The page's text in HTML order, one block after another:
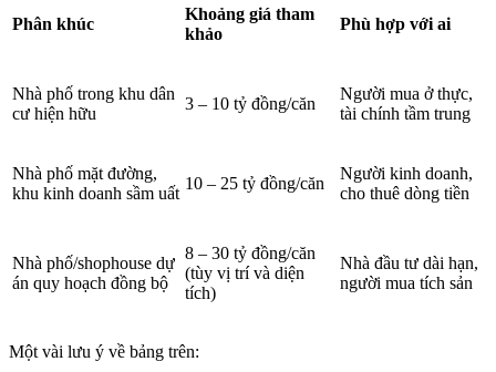
Phân khúc
Khoảng giá tham
khảo
Phù hợp với ai
Nhà phố trong khu dân
cư hiện hữu
3 – 10 tỷ đồng/căn
Người mua ở thực,
tài chính tầm trung
Nhà phố mặt đường,
khu kinh doanh sầm uất
10 – 25 tỷ đồng/căn
Người kinh doanh,
cho thuê dòng tiền
Nhà phố/shophouse dự
án quy hoạch đồng bộ
8 – 30 tỷ đồng/căn
(tùy vị trí và diện
tích)
Nhà đầu tư dài hạn,
người mua tích sản
Một vài lưu ý về bảng trên: